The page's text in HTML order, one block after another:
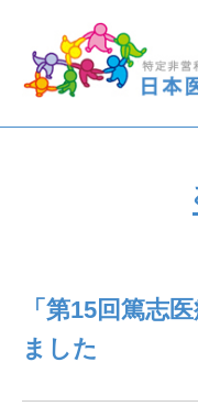
「第15回篤志
ました